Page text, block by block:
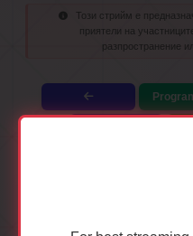
Този стрийм е
приятели на
разпространение